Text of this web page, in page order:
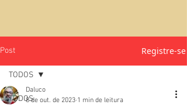
Post Registre-se
TODOS
TODOS
Daluco
8 de out. de 2023 1 min de leitura